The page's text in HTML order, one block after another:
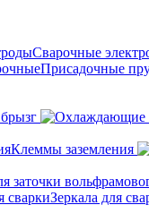
Сварочные
Присадочные
Клеммы заземления
заточки
Зеркала для